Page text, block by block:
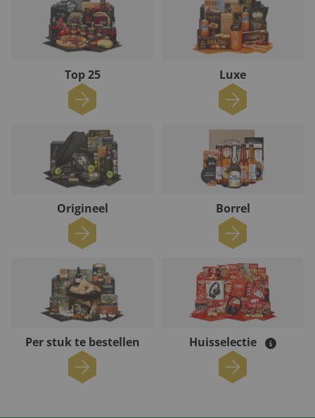
Top 25 Luxe
Origineel Borrel
Per stuk te bestellen Huisselectie